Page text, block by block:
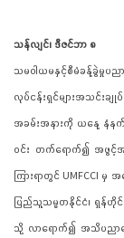
သန်လျင်၊ ဒီဇင်ဘာ ၈
သမဝါယမနှင့်စီမံခန့်ခွဲမှုပ
လုပ်ငန်းရှင်များအသင်းခ
အခမ်းအနားကို ယနေ့ နံနက်
ဝင်း တက်ရောက်၍ အဖွင့်အမှ
ကြားရာတွင် UMFCCI
ပြည်သူ့သမ္မတနိုင်ငံ၊ ရှန်ဟို
သို့ လာရောက်၍ အသိပညာပေ